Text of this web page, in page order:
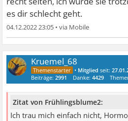
es dir schlecht geht.
04.12.2022 23:05 •
Kruemel_68
• Mitglied seit:
Beiträge:2991 Danke:4429
Zitat von Frühlingsblume2:
Ich trau mich einfach nicht,